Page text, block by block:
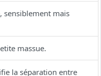
sensiblement mais
massue.
la séparation entre